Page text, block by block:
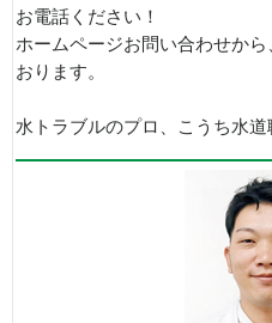
お電話ください！
ホームページお問い合わせか
おります。
水トラブルのプロ、こうち水